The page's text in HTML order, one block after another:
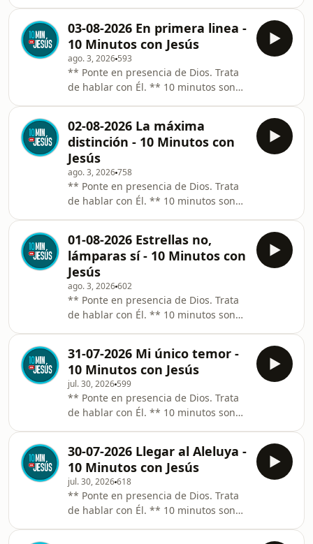
invitándote a compartir tu intimidad
con Dios.
constante. El Espíritu Santo actúa “a
fuego lento” y requiere constancia.
Audios de 10 minutos que te ayudan
a rezar. Un pasaje del Evangelio, una
idea, una anécdota y un sacerdote
que te habla y habla al Señor
invitándote a compartir tu intimidad
con Dios.
03-08-2026 En primera linea -
10 Minutos con Jesús
ago. 3, 2026 593
** Ponte en presencia de Dios. Trata
de hablar con Él. ** 10 minutos son
constante. El Espíritu Santo actúa “a
fuego lento” y requiere constancia.
Audios de 10 minutos que te ayudan
a rezar. Un pasaje del Evangelio, una
idea, una anécdota y un sacerdote
que te habla y habla al Señor
invitándote a compartir tu intimidad
con Dios.
02-08-2026 La máxima
distinción - 10 Minutos con
Jesús
ago. 3, 2026758
** Ponte en presencia de Dios. Trata
de hablar con Él. ** 10 minutos son
constante. El Espíritu Santo actúa “a
fuego lento” y requiere constancia.
Audios de 10 minutos que te ayudan
a rezar. Un pasaje del Evangelio, una
idea, una anécdota y un sacerdote
que te habla y habla al Señor
invitándote a compartir tu intimidad
con Dios.
01-08-2026 Estrellas no,
lámparas sí - 10 Minutos con
Jesús
ago. 3, 2026602
** Ponte en presencia de Dios. Trata
de hablar con Él. ** 10 minutos son
constante. El Espíritu Santo actúa “a
fuego lento” y requiere constancia.
Audios de 10 minutos que te ayudan
a rezar. Un pasaje del Evangelio, una
idea, una anécdota y un sacerdote
que te habla y habla al Señor
invitándote a compartir tu intimidad
con Dios.
31-07-2026 Mi único temor -
10 Minutos con Jesús
jul. 30, 2026 599
** Ponte en presencia de Dios. Trata
de hablar con Él. ** 10 minutos son
constante. El Espíritu Santo actúa “a
fuego lento” y requiere constancia.
Audios de 10 minutos que te ayudan
a rezar. Un pasaje del Evangelio, una
idea, una anécdota y un sacerdote
que te habla y habla al Señor
30-07-2026 Llegar al Aleluya -
10 Minutos con Jesús
jul. 30, 2026618
** Ponte en presencia de Dios. Trata
de hablar con Él. ** 10 minutos son